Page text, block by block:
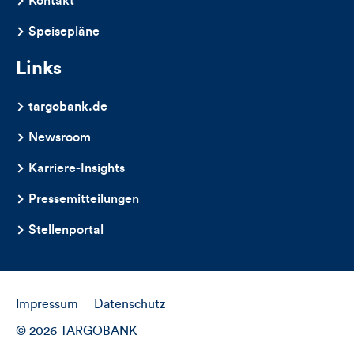
Speisepläne
Links
targobank.de
Newsroom
Karriere-Insights
Pressemitteilungen
Stellenportal
Impressum Datenschutz
© 2026 TARGOBANK